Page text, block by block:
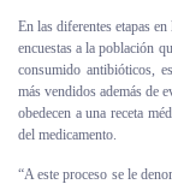
En las diferentes etapas
encuestas a la población
consumido antibióticos,
más vendidos además de
obedecen a una receta
del medicamento.
“A este proceso se le